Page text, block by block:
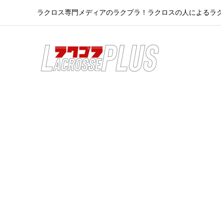
ラクロス専門メディアのラクプラ！ラクロスの人によるラ